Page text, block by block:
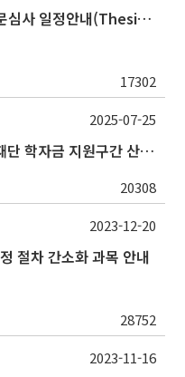
2026학년도 1학기 석 · 박사 논문심사 일정안내(Thesis Defense Schedules)
17302
[장학금 신청자 필독] 한국장학재단 학자금 지원구간 산정 권고
20308
2025-07-25
절차 간소화 과목 안내
28752
2023-12-20
2023-11-16